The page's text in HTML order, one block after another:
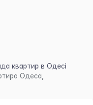
квартир в Одесі
Одеса,